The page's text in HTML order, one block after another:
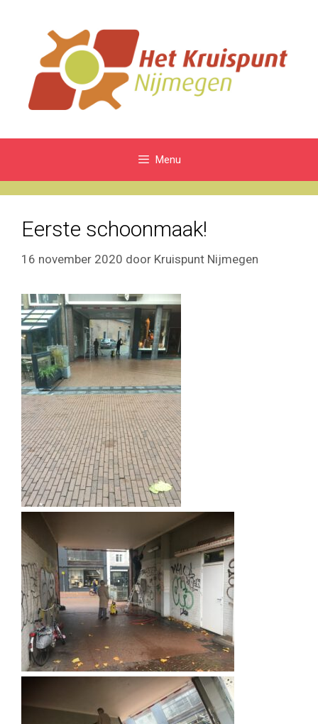
Menu
Eerste schoonmaak!
16 november 2020 door Kruispunt Nijmegen